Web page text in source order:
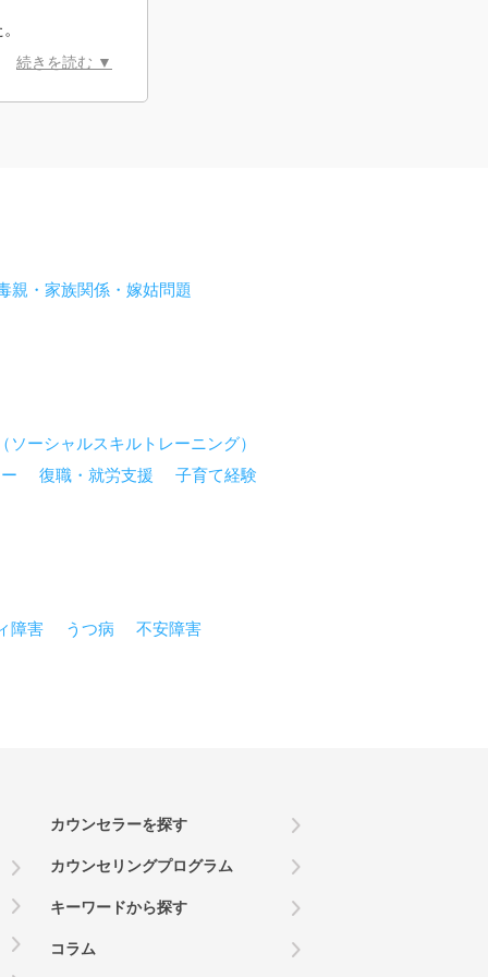
続きを読む ▼
親・家族関係・嫁姑問題
ソーシャルスキルトレーニング）
復職・就労支援
子育て経験
障害 うつ病
不安障害
カウンセラーを探す
カウンセリングプログラム
キーワードから探す
コラム